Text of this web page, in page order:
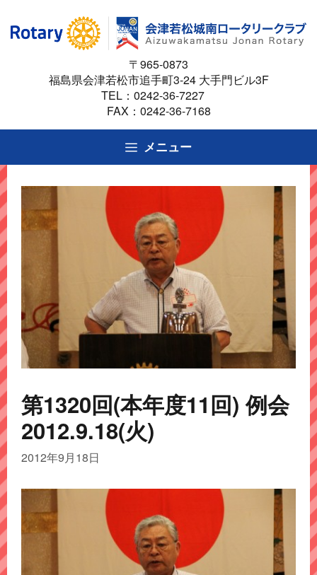
ス
ッ
プ
〒965-0873
福島県会津若松市追手町3-24 大手門ビル3F
TEL： 0242-36-7227
FAX：0242-36-7168
メニュー
第1320回(本年度11回) 例会
2012.9.18(火)
2012年9月18日